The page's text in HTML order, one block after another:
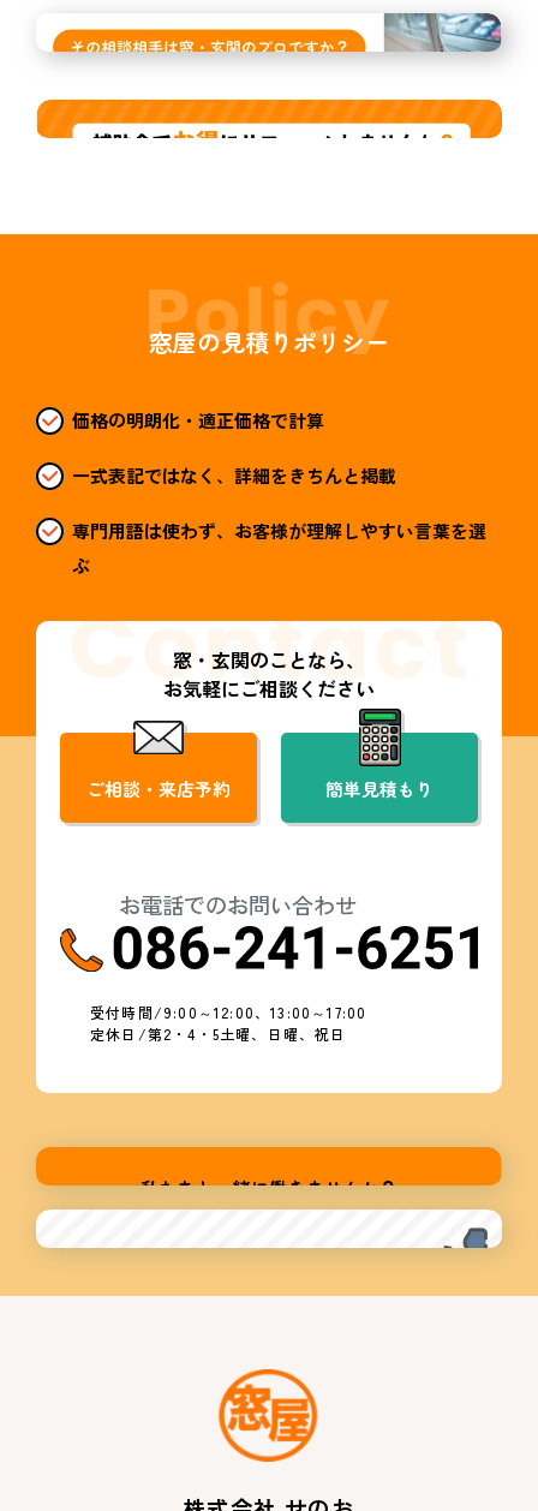
窓屋の見積りポリシー
価格の明朗化・適正価格で計算
一式表記ではなく、詳細をきちんと掲載
専門用語は使わず、お客様が理解しやすい言葉を選
ぶ
窓・玄関のことなら、
お気軽にご相談ください
ご相談・来店予約 簡単見積もり
お電話でのお問い合わせ
受付時間/9:00～12:00、13:00～17:00
定休日/第2・4・5土曜、日曜、祝日